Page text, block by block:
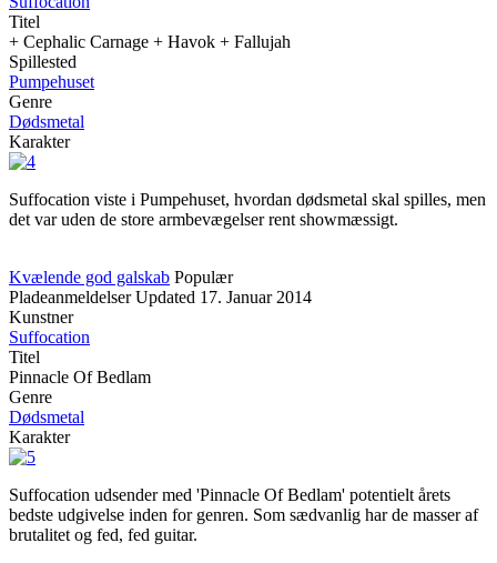
Titel
+ Cephalic Carnage + Havok + Fallujah
Spillested
Pumpehuset
Genre
Dødsmetal
Karakter
Suffocation viste i Pumpehuset, hvordan dødsmetal skal spilles, men
det var uden de store armbevægelser rent showmæssigt.
Kvælende god galskab Populær
Pladeanmeldelser Updated 17. Januar 2014
Kunstner
Suffocation
Titel
Pinnacle Of Bedlam
Genre
Dødsmetal
Karakter
Suffocation udsender med 'Pinnacle Of Bedlam' potentielt årets
bedste udgivelse inden for genren. Som sædvanlig har de masser af
brutalitet og fed, fed guitar.